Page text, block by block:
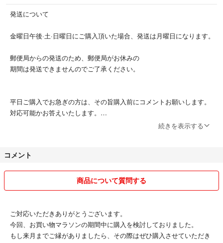
発送について
金曜日午後·土·日曜日にご購入頂いた場合、発送は月曜日になります。
郵便局からの発送のため、郵便局がお休みの
期間は発送できませんのでご了承ください。
平日ご購入でお急ぎの方は、その旨購入前にコメントお願いします。
対応可能かお答えいたします。
普通郵便で発送の場合、追跡できません。
続きを表示する
コメント
商品について質問する
ご対応いただきありがとうございます。
今回、お買い物マラソンの期間中に購入を検討しておりました。
もし来月までご縁がありましたら、その際はぜひ購入させていただき